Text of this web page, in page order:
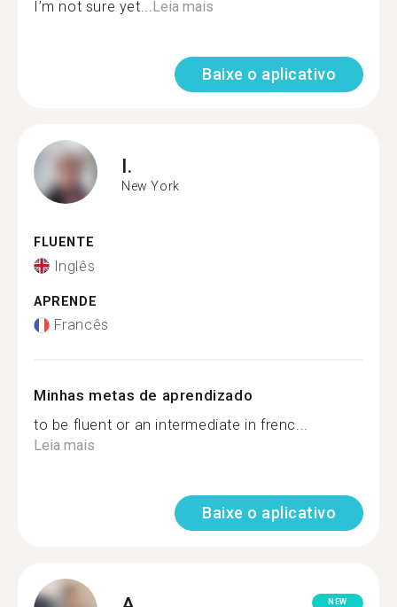
I’m not sure yet...Leia mais
Baixe o aplicativo
I.
New York
FLUENTE
Inglês
APRENDE
Francês
Minhas metas de aprendizado
to be fluent or an intermediate in frenc...
Leia mais
Baixe o aplicativo
NEW